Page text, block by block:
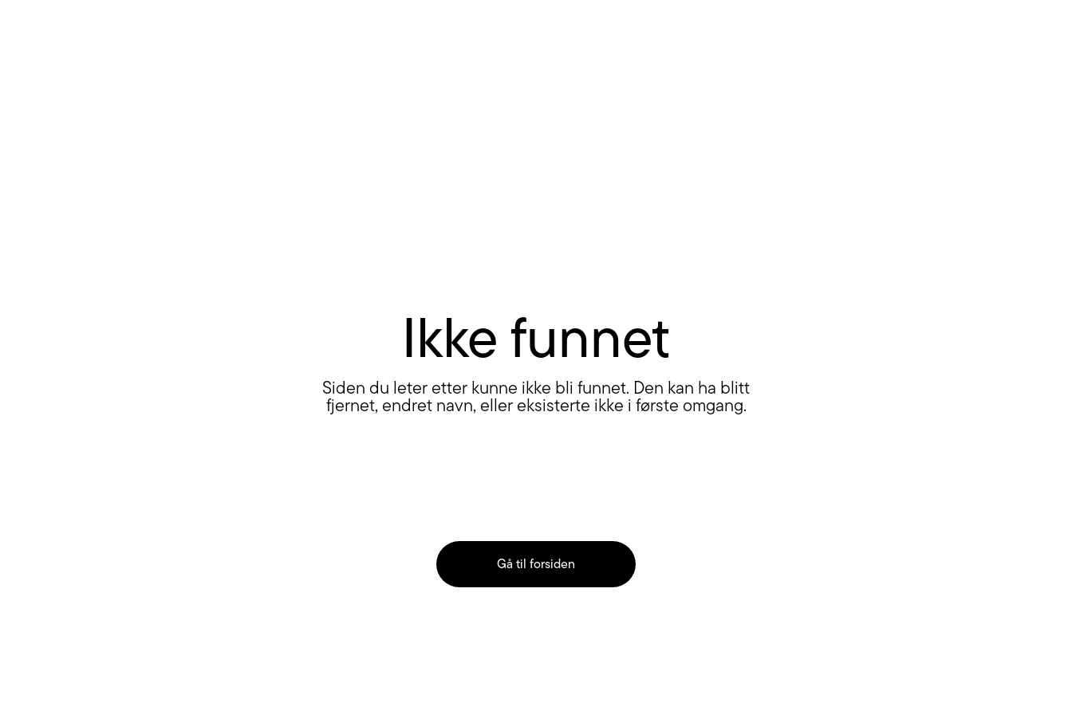
Ikke funnet
Siden du leter etter kunne ikke bli funnet. Den kan ha blitt
fjernet, endret navn, eller eksisterte ikke i første omgang.
Gå til forsiden